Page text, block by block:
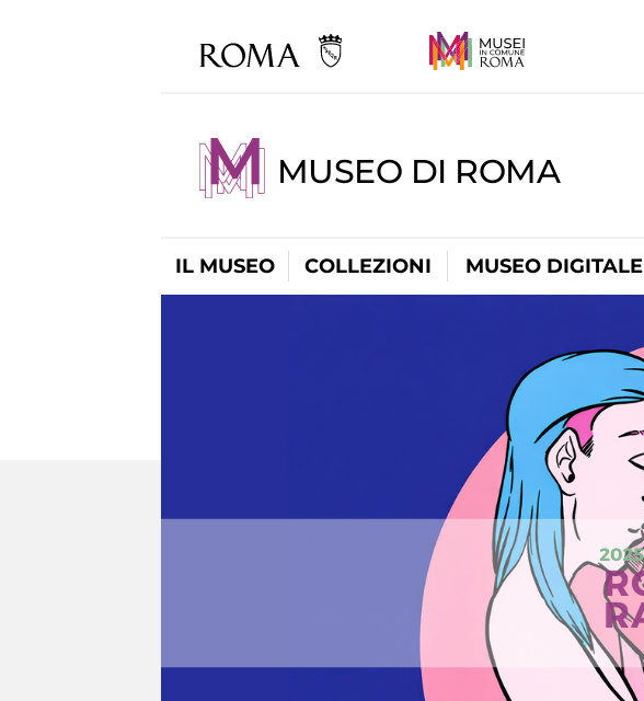
MUSEO DI ROMA
IL MUSEO COLLEZIONI MUSEO DIGITALE